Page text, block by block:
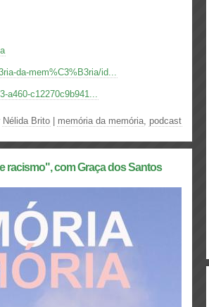
da-mem%C3%B3ria/id...
a460-c12270c9b941...
Nélida Brito memória da memória, podcast
racismo", com Graça dos Santos